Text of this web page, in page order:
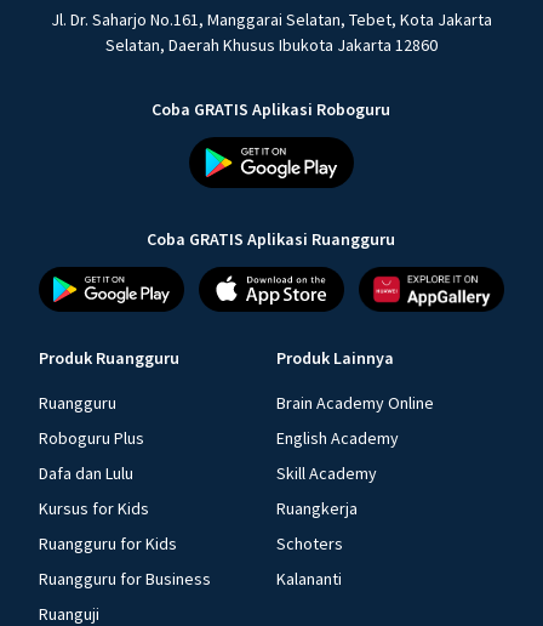
Jl. Dr. Saharjo No.161, Manggarai Selatan, Tebet, Kota Jakarta
Selatan, Daerah Khusus Ibukota Jakarta 12860
Coba GRATIS Aplikasi Roboguru
Coba GRATIS Aplikasi Ruangguru
Produk Ruangguru
Ruangguru
Roboguru Plus
Dafa dan Lulu
Kursus for Kids
Ruangguru for Kids
Ruangguru for Business
Ruanguji
Produk Lainnya
Brain Academy Online
English Academy
Skill Academy
Ruangkerja
Schoters
Kalananti